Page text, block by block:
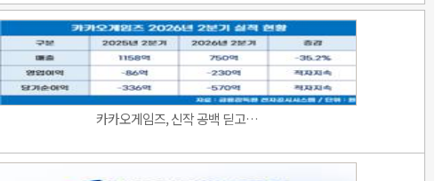
카카오게임즈, 신작 공백 딛고…